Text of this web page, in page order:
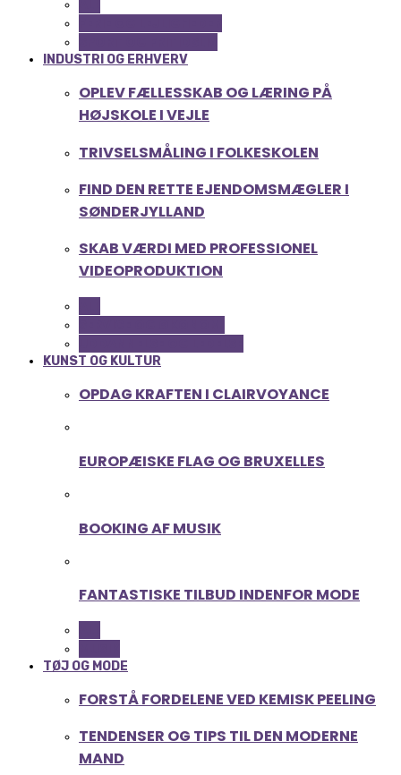
INDUSTRI OG ERHVERV
OPLEV FÆLLESSKAB OG LÆRING PÅ
HØJSKOLE I VEJLE
TRIVSELSMÅLING I FOLKESKOLEN
FIND DEN RETTE EJENDOMSMÆGLER I
SØNDERJYLLAND
SKAB VÆRDI MED PROFESSIONEL
VIDEOPRODUKTION
KUNST OG KULTUR
OPDAG KRAFTEN I CLAIRVOYANCE
EUROPÆISKE FLAG OG BRUXELLES
BOOKING AF MUSIK
FANTASTISKE TILBUD INDENFOR MODE
TØJ OG MODE
FORSTÅ FORDELENE VED KEMISK PEELING
TENDENSER OG TIPS TIL DEN MODERNE
MAND